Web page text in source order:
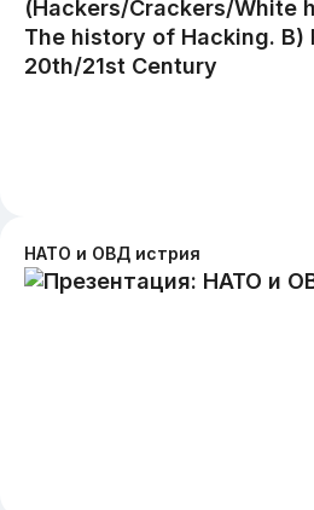
НАТО и ОВД истрия